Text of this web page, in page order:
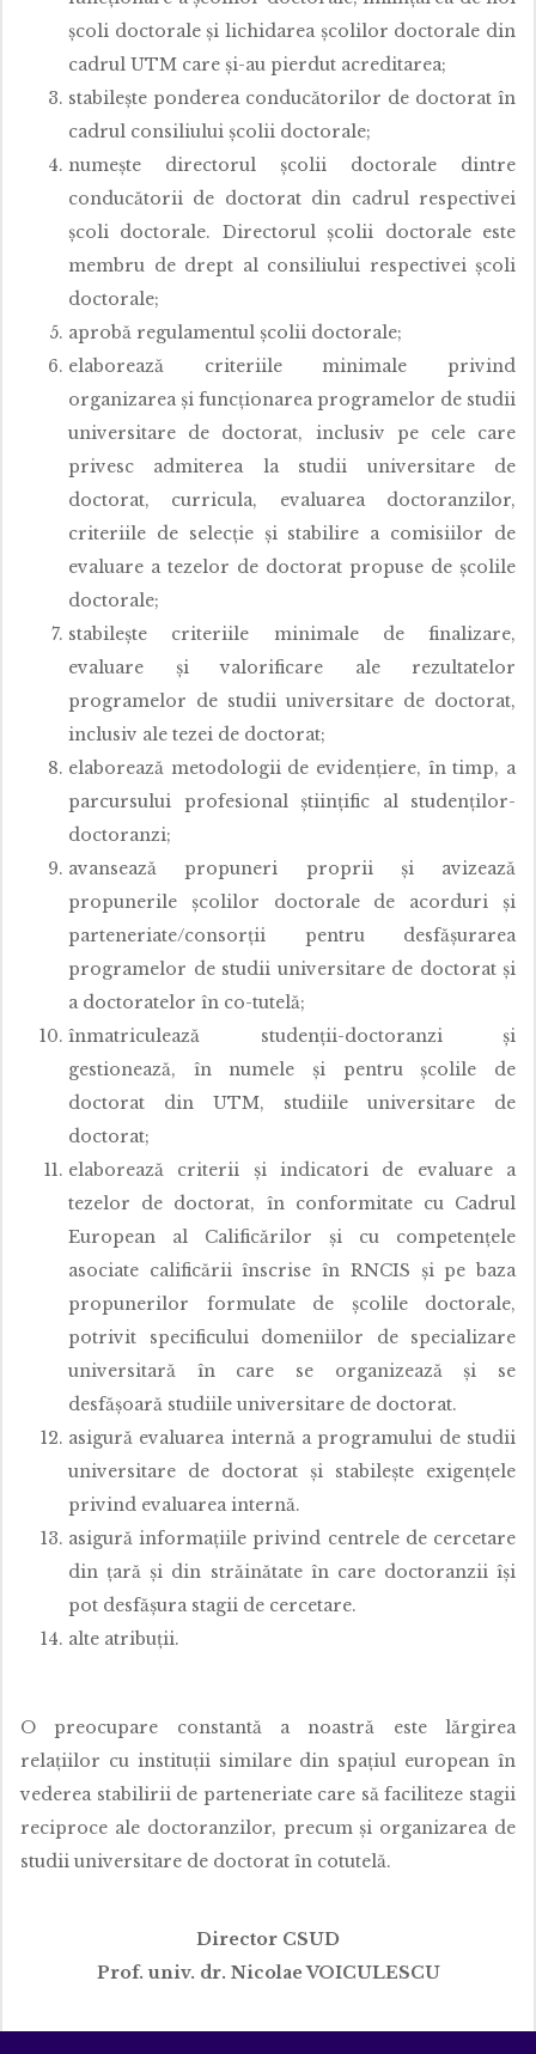
şcoli doctorale şi lichidarea şcolilor doctorale din
cadrul UTM care şi-au pierdut acreditarea;
stabileşte ponderea conducătorilor de doctorat în
cadrul consiliului şcolii doctorale;
numeşte directorul şcolii doctorale dintre
conducătorii de doctorat din cadrul respectivei
şcoli doctorale. Directorul şcolii doctorale este
membru de drept al consiliului respectivei şcoli
doctorale;
aprobă regulamentul şcolii doctorale;
elaborează criteriile minimale privind
organizarea şi funcţionarea programelor de studii
universitare de doctorat, inclusiv pe cele care
privesc admiterea la studii universitare de
doctorat, curricula, evaluarea doctoranzilor,
criteriile de selecţie şi stabilire a comisiilor de
evaluare a tezelor de doctorat propuse de şcolile
doctorale;
stabileşte criteriile minimale de finalizare,
evaluare şi valorificare ale rezultatelor
programelor de studii universitare de doctorat,
inclusiv ale tezei de doctorat;
elaborează metodologii de evidenţiere, în timp, a
parcursului profesional ştiinţific al studenţilor-
doctoranzi;
avansează propuneri proprii şi avizează
propunerile şcolilor doctorale de acorduri şi
parteneriate/consorţii pentru desfăşurarea
programelor de studii universitare de doctorat şi
a doctoratelor în co-tutelă;
înmatriculează studenţii-doctoranzi şi
gestionează, în numele şi pentru şcolile de
doctorat din UTM, studiile universitare de
doctorat;
elaborează criterii şi indicatori de evaluare a
tezelor de doctorat, în conformitate cu Cadrul
European al Calificărilor şi cu competenţele
asociate calificării înscrise în RNCIS şi pe baza
propunerilor formulate de şcolile doctorale,
potrivit specificului domeniilor de specializare
universitară în care se organizează şi se
desfăşoară studiile universitare de doctorat.
asigură evaluarea internă a programului de studii
universitare de doctorat şi stabileşte exigenţele
privind evaluarea internă.
asigură informaţiile privind centrele de cercetare
din ţară şi din străinătate în care doctoranzii îşi
pot desfăşura stagii de cercetare.
alte atribuţii.
O preocupare constantă a noastră este lărgirea
relaţiilor cu instituţii similare din spaţiul european în
vederea stabilirii de parteneriate care să faciliteze stagii
reciproce ale doctoranzilor, precum şi organizarea de
studii universitare de doctorat în cotutelă.
Director CSUD
Prof. univ. dr. Nicolae VOICULESCU